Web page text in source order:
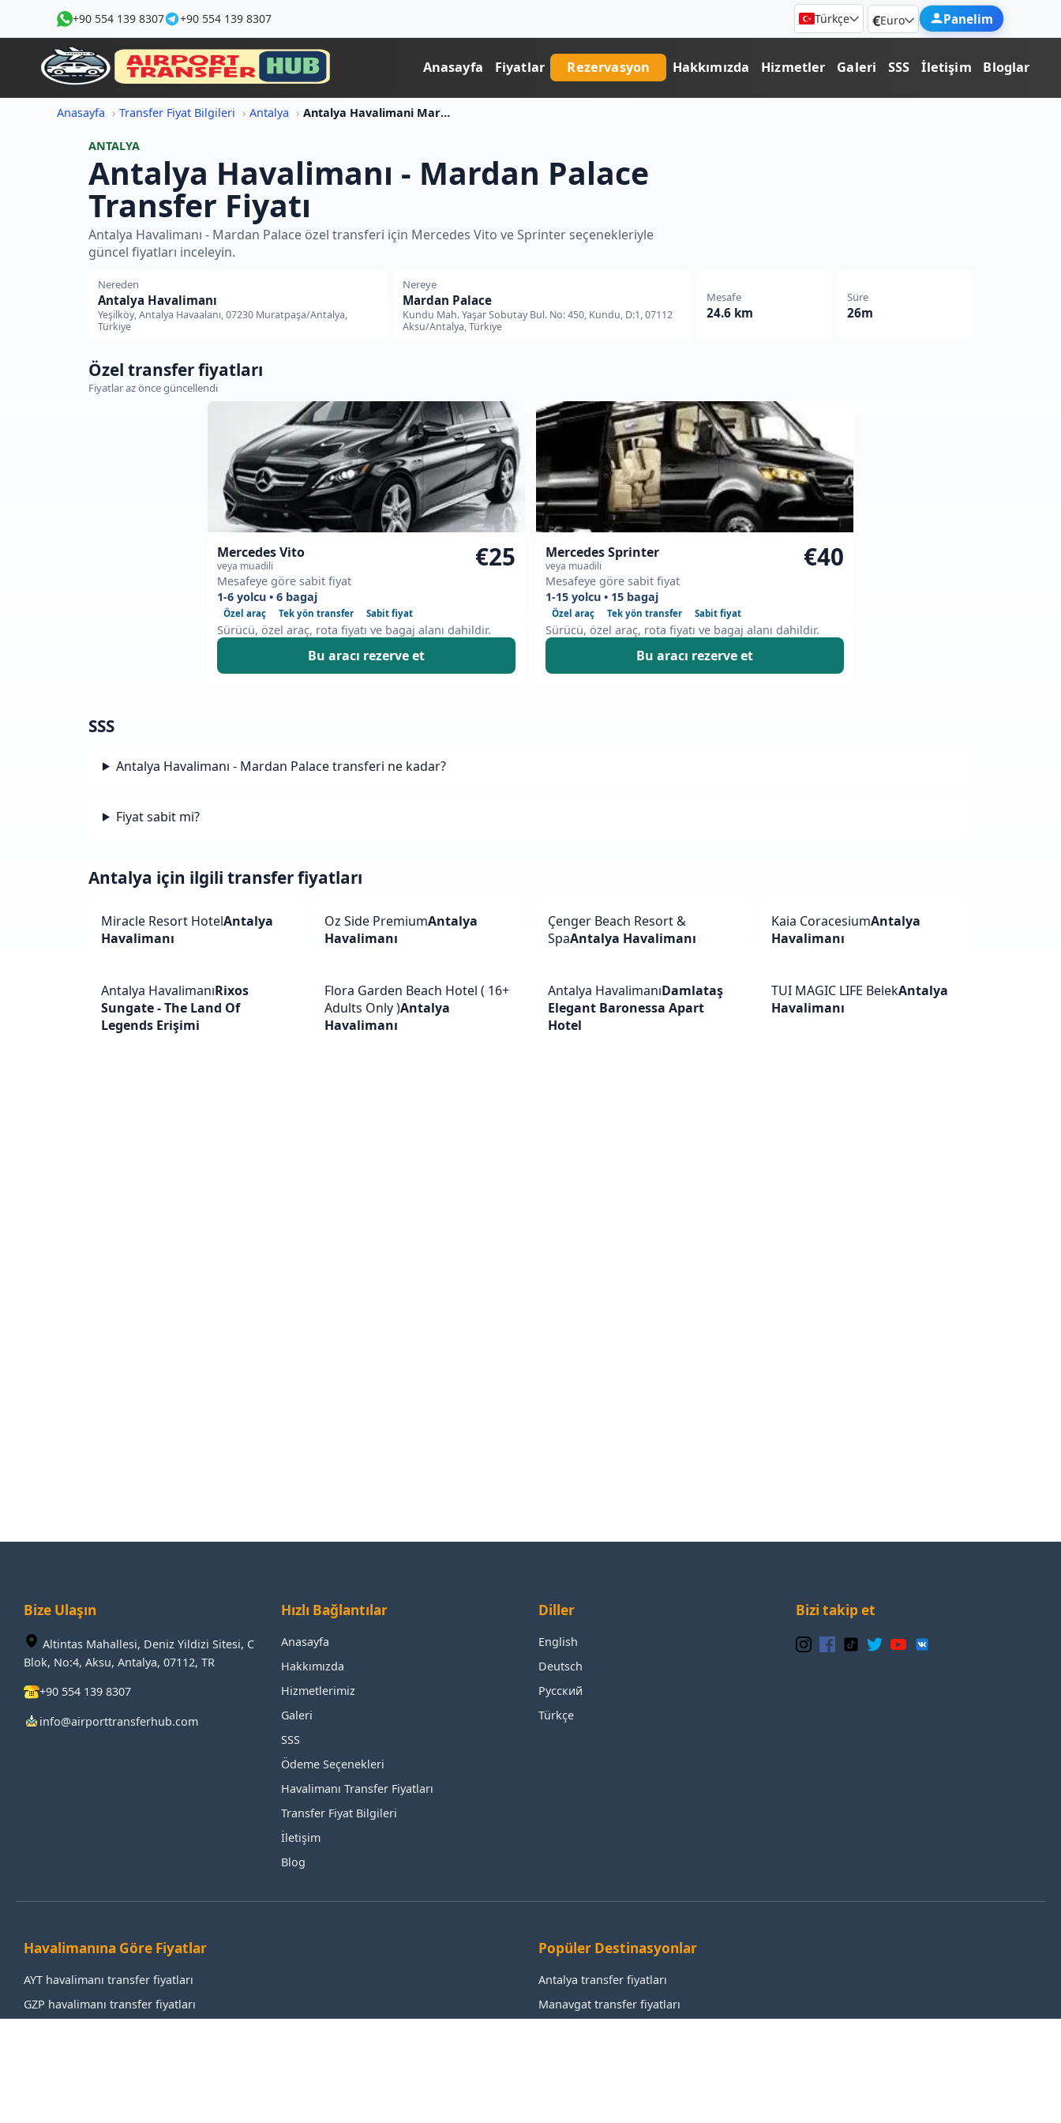
+90 554 139 8307 +90 554 139 8307 Türkçe €Euro Panelim
Anasayfa Fiyatlar Rezervasyon Hakkımızda Hizmetler Galeri SSS İletişim Bloglar
Anasayfa Transfer Fiyat Bilgileri Antalya Antalya Havalimani Mardan Palace Transfer Fiyati
ANTALYA
Antalya Havalimanı - Mardan Palace
Transfer Fiyatı
Antalya Havalimanı - Mardan Palace özel transferi için Mercedes Vito ve Sprinter seçenekleriyle
güncel fiyatları inceleyin.
Nereden
Antalya Havalimanı
Yeşilköy, Antalya Havaalanı, 07230 Muratpaşa/Antalya,
Türkiye
Nereye
Mardan Palace
Kundu Mah. Yaşar Sobutay Bul. No: 450, Kundu, D:1, 07112
Aksu/Antalya, Türkiye
Mesafe
24.6 km
Süre
26m
Özel transfer fiyatları
Fiyatlar az önce güncellendi
Mercedes Vito
veya muadili
Mesafeye göre sabit fiyat
€25
1-6 yolcu • 6 bagaj
Özel araç Tek yön transfer Sabit fiyat
Sürücü, özel araç, rota fiyatı ve bagaj alanı dahildir.
Bu aracı rezerve et
Mercedes Sprinter
veya muadili
Mesafeye göre sabit fiyat
€40
1-15 yolcu • 15 bagaj
Özel araç Tek yön transfer Sabit fiyat
Sürücü, özel araç, rota fiyatı ve bagaj alanı dahildir.
Bu aracı rezerve et
SSS
Antalya Havalimanı - Mardan Palace transferi ne kadar?
Fiyat sabit mi?
Antalya için ilgili transfer fiyatları
Miracle Resort HotelAntalya
Havalimanı
Oz Side PremiumAntalya
Havalimanı
Çenger Beach Resort &
SpaAntalya Havalimanı
Kaia CoracesiumAntalya
Havalimanı
Antalya HavalimanıRixos
Sungate - The Land Of
Legends Erişimi
Flora Garden Beach Hotel ( 16+
Adults Only )Antalya
Havalimanı
Antalya HavalimanıDamlataş
Elegant Baronessa Apart
Hotel
TUI MAGIC LIFE BelekAntalya
Havalimanı
Bize Ulaşın
Altintas Mahallesi, Deniz Yildizi Sitesi, C
Blok, No:4, Aksu, Antalya, 07112, TR
+90 554 139 8307
info@airporttransferhub.com
Hızlı Bağlantılar
Anasayfa
Hakkımızda
Hizmetlerimiz
Galeri
SSS
Ödeme Seçenekleri
Havalimanı Transfer Fiyatları
Transfer Fiyat Bilgileri
İletişim
Blog
Diller
English
Deutsch
Русский
Türkçe
Bizi takip et
Havalimanına Göre Fiyatlar
AYT havalimanı transfer fiyatları
GZP havalimanı transfer fiyatları
Popüler Destinasyonlar
Antalya transfer fiyatları
Manavgat transfer fiyatları